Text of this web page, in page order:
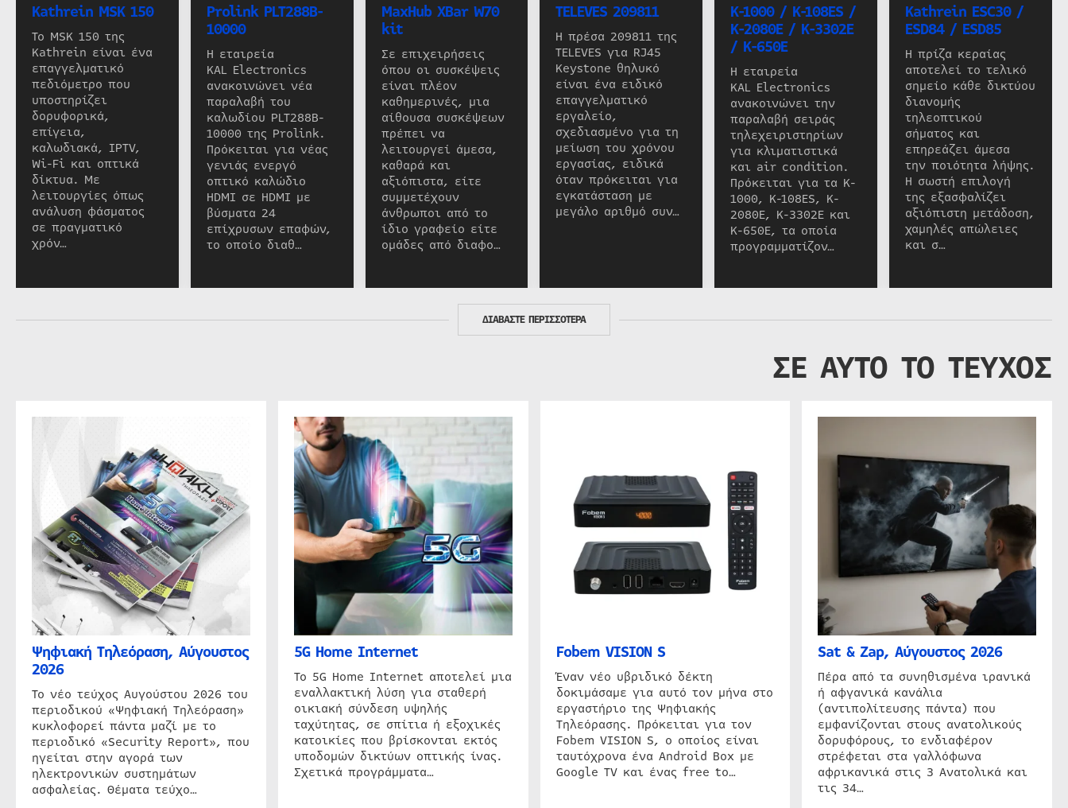
Kathrein MSK 150
Το MSK 150 της
Kathrein είναι ένα
επαγγελματικό
πεδιόμετρο που
υποστηρίζει
δορυφορικά,
επίγεια,
καλωδιακά, IPTV,
Wi-Fi και οπτικά
δίκτυα. Με
λειτουργίες όπως
ανάλυση φάσματος
σε πραγματικό
χρόν…
Prolink PLT288B-
10000
Η εταιρεία
KAL Electronics
ανακοινώνει νέα
παραλαβή του
καλωδίου PLT288B-
10000 της Prolink.
Πρόκειται για νέας
γενιάς ενεργό
οπτικό καλώδιο
HDMI σε HDMI με
βύσματα 24
επίχρυσων επαφών,
το οποίο διαθ…
MaxHub XBar W70
kit
Σε επιχειρήσεις
όπου οι συσκέψεις
είναι πλέον
καθημερινές, μια
αίθουσα συσκέψεων
πρέπει να
λειτουργεί άμεσα,
καθαρά και
αξιόπιστα, είτε
συμμετέχουν
άνθρωποι από το
ίδιο γραφείο είτε
ομάδες από διαφο…
TELEVES 209811
Η πρέσα 209811 της
TELEVES για RJ45
Keystone θηλυκό
είναι ένα ειδικό
επαγγελματικό
εργαλείο,
σχεδιασμένο για τη
μείωση του χρόνου
εργασίας, ειδικά
όταν πρόκειται για
εγκατάσταση με
μεγάλο αριθμό συν…
K-1000 / K-108ES /
K-2080E / K-3302E
/ K-650E
Η εταιρεία
KAL Electronics
ανακοινώνει την
παραλαβή σειράς
τηλεχειριστηρίων
για κλιματιστικά
και air condition.
Πρόκειται για τα K-
1000, K-108ES, K-
2080E, K-3302E και
K-650E, τα οποία
προγραμματίζον…
Kathrein ESC30 /
ESD84 / ESD85
Η πρίζα κεραίας
αποτελεί το τελικό
σημείο κάθε δικτύου
διανομής
τηλεοπτικού
σήματος και
επηρεάζει άμεσα
την ποιότητα λήψης.
Η σωστή επιλογή
της εξασφαλίζει
αξιόπιστη μετάδοση,
χαμηλές απώλειες
και σ…
ΔΙΑΒΑΣΤΕ ΠΕΡΙΣΣΟΤΕΡΑ
ΣΕ ΑΥΤΟ ΤΟ ΤΕΥΧΟΣ
Ψηφιακή Τηλεόραση, Αύγουστος
2026
Το νέο τεύχος Αυγούστου 2026 του
περιοδικού «Ψηφιακή Τηλεόραση»
κυκλοφορεί πάντα μαζί με το
περιοδικό «Security Report», που
ηγείται στην αγορά των
ηλεκτρονικών συστημάτων
ασφαλείας. Θέματα τεύχο…
5G Home Internet
Το 5G Home Internet αποτελεί μια
εναλλακτική λύση για σταθερή
οικιακή σύνδεση υψηλής
ταχύτητας, σε σπίτια ή εξοχικές
κατοικίες που βρίσκονται εκτός
υποδομών δικτύων οπτικής ίνας.
Σχετικά προγράμματα…
Fobem VISION S
Έναν νέο υβριδικό δέκτη
δοκιμάσαμε για αυτό τον μήνα στο
εργαστήριο της Ψηφιακής
Τηλεόρασης. Πρόκειται για τον
Fobem VISION S, ο οποίος είναι
ταυτόχρονα ένα Android Box με
Google TV και ένας free to…
Sat & Zap, Αύγουστος 2026
Πέρα από τα συνηθισμένα ιρανικά
ή αφγανικά κανάλια
(αντιπολίτευσης πάντα) που
εμφανίζονται στους ανατολικούς
δορυφόρους, το ενδιαφέρον
στρέφεται στα γαλλόφωνα
αφρικανικά στις 3 Ανατολικά και
τις 34…